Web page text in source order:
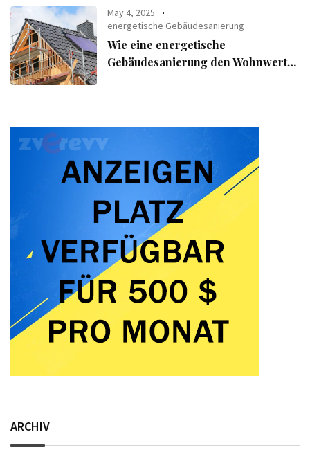
May 4, 2025
energetische Gebäudesanierung
Wie eine energetische
Gebäudesanierung den Wohnwert
ARCHIV